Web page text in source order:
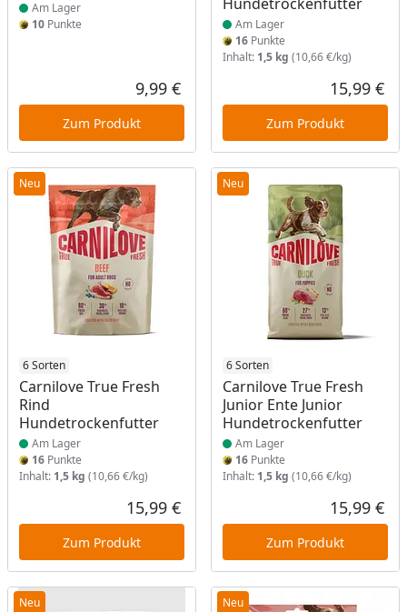
Am Lager
10 Punkte
Aktueller Preis
9,99 €
Zum Produkt
Am Lager
16Punkte
Inhalt: 1,5 kg (10,66 €/kg)
15,99 €
Zum Produkt
Neu
6 Sorten
Carnilove True Fresh
Rind
Hundetrockenfutter
Produkt am Lager
Am Lager
16 Punkte
Inhalt: 1,5 kg (10,66 €/kg)
Aktueller Preis
15,99 €
Zum Produkt
Neu
6 Sorten
Carnilove True Fresh
Junior Ente Junior
Hundetrockenfutter
Produkt am Lager
Am Lager
16Punkte
Inhalt: 1,5 kg (10,66 €/kg)
15,99 €
Zum Produkt
Neu Neu